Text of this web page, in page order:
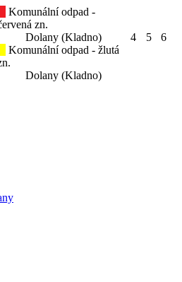
Komunální odpad -
zn.
Dolany (Kladno)
Komunální odpad - žlutá
Dolany (Kladno)
4 5 6